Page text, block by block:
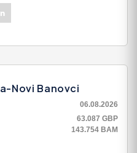
Novi Banovci
06.08.2026
63.087 GBP
143.754 BAM